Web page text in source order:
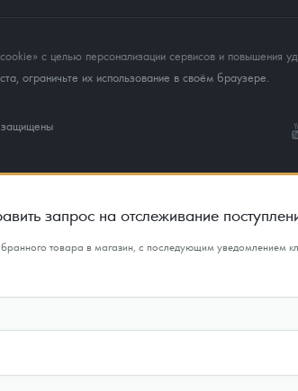
с целью персонализации сервисов и повышения
ограничьте их использование в своём браузере.
запрос на отслеживание
товара в магазин, с последующим уведомлением